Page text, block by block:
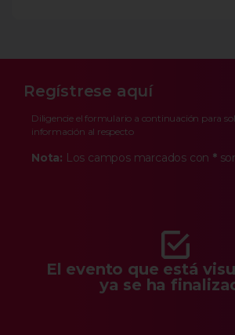
Regístrese aquí
Diligencie el formulario a continuación para
información al respecto
Nota: Los campos marcados con *
El evento que está
ya se ha